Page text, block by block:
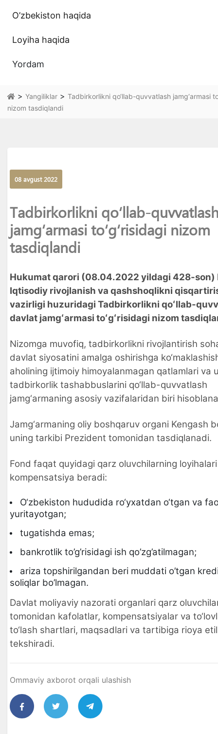
O’zbekiston haqida
Loyiha haqida
Yordam
> Yangiliklar > Tadbirkorlikni qo‘llab-quvvatlash jamg‘armasi
nizom tasdiqlandi
08 avgust 2022
Tadbirkorlikni qo‘llab-
jamg‘armasi to‘g‘risidagi nizom
tasdiqlandi
Hukumat qarori (08.04.2022 yildagi 428-son)
Iqtisodiy rivojlanish va qashshoqlikni
vazirligi huzuridagi Tadbirkorlikni qoʻllab-
davlat jamgʻarmasi toʻgʻrisidagi nizom
Nizomga muvofiq, tadbirkorlikni rivojlantirish
davlat siyosatini amalga oshirishga
aholining ijtimoiy himoyalanmagan qatlamlari va
tadbirkorlik tashabbuslarini qo‘llab-quvvatlash
jamg‘armaning asosiy vazifalaridan biri
Jamg‘armaning oliy boshqaruv organi Kengash
uning tarkibi Prezident tomonidan tasdiqlanadi.
Fond faqat quyidagi qarz oluvchilarning
kompensatsiya beradi:
O‘zbekiston hududida ro‘yxatdan o‘tgan va
yuritayotgan;
tugatishda emas;
bankrotlik to’g’risidagi ish qo’zg’atilmagan;
ariza topshirilgandan beri muddati o’tgan
soliqlar bo’lmagan.
Davlat moliyaviy nazorati organlari qarz
tomonidan kafolatlar, kompensatsiyalar va
to‘lash shartlari, maqsadlari va tartibiga rioya
tekshiradi.
Ommaviy axborot orqali ulashish